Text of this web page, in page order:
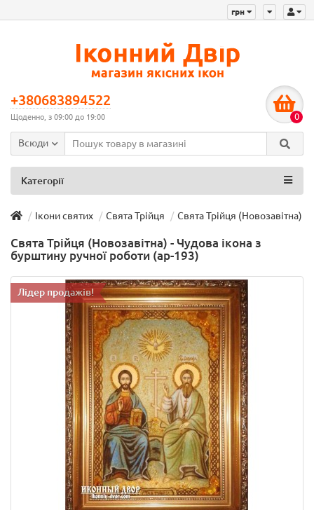
грн
+380683894522
Щоденно, з 09:00 до 19:00 0
Всюди
Категорії
Ікони святих Свята Трійця Свята Трійця (Новозавітна) -
Свята Трійця (Новозавітна) - Чудова ікона з
бурштину ручної роботи (ар-193)
Лідер продажів!